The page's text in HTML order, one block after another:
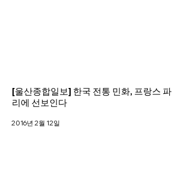
[울산종합일보] 한국 전통 민화, 프랑스 파
리에 선보인다
2016년 2월 12일